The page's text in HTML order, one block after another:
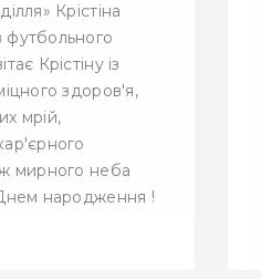
Крістіна
футбольного
Крістіну із
здоров'я,
мрій,
мирного неба
народження !